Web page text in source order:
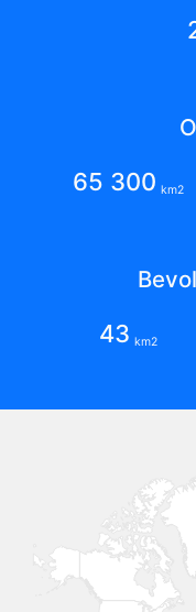
65 300 km2
43 km2